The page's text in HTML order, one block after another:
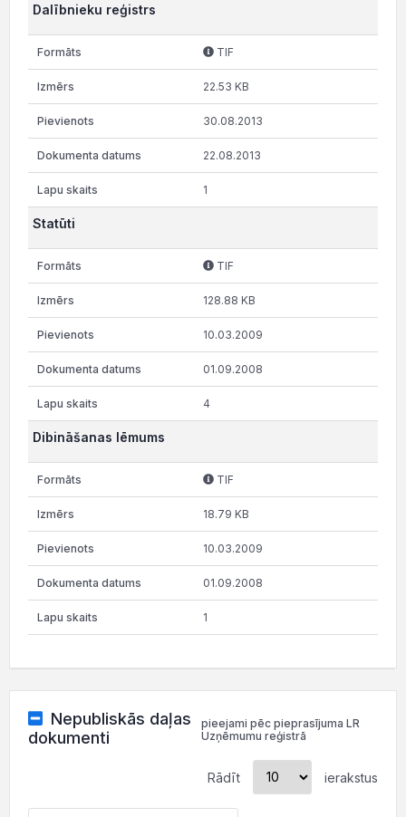
Dalībnieku reģistrs
TIF
22.53 KB
30.08.2013
22.08.2013
1
Statūti
TIF
128.88 KB
10.03.2009
01.09.2008
4
Dibināšanas lēmums
TIF
18.79 KB
10.03.2009
01.09.2008
1
Nepubliskās daļas
dokumenti
pieejami pēc pieprasījuma LR
Uzņēmumu reģistrā
Rādīt ierakstus